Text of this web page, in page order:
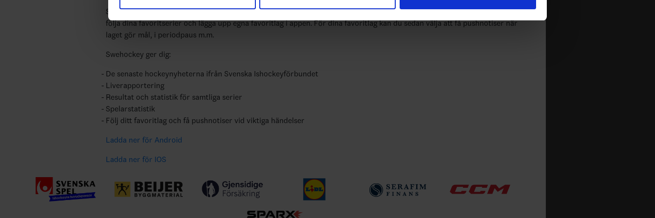
med annan information som du har tillhandahållit eller som de har samlat in när du har använt deras tjänster.
Swehockey ger dig tillgång till nyheter, livebevakning och statistik för samtliga ishockeyserier som spelas i Sverige. Du kan
följa dina favoritserier och lägga upp egna favoritlag i appen. För dina favoritlag kan du sedan välja att få pushnotiser när
laget gör mål, i periodpaus m.m.
Swehockey ger dig:
De senaste hockeynyheterna ifrån Svenska Ishockeyförbundet
Liverapportering
Resultat och statistik för samtliga serier
Spelarstatistik
Följ ditt favoritlag och få pushnotiser vid viktiga händelser
Ladda ner för Android
Ladda ner för IOS